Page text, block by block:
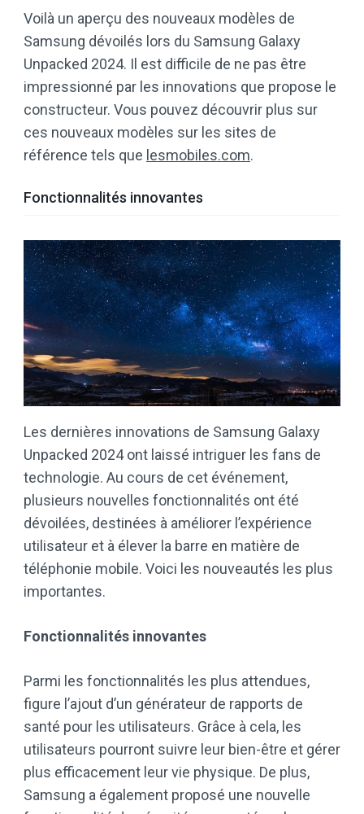
Voilà un aperçu des nouveaux modèles de
Samsung dévoilés lors du Samsung Galaxy
Unpacked 2024. Il est difficile de ne pas être
impressionné par les innovations que propose le
constructeur. Vous pouvez découvrir plus sur
ces nouveaux modèles sur les sites de
référence tels que lesmobiles.com.
Fonctionnalités innovantes
Les dernières innovations de Samsung Galaxy
Unpacked 2024 ont laissé intriguer les fans de
technologie. Au cours de cet événement,
plusieurs nouvelles fonctionnalités ont été
dévoilées, destinées à améliorer l’expérience
utilisateur et à élever la barre en matière de
téléphonie mobile. Voici les nouveautés les plus
importantes.
Fonctionnalités innovantes
Parmi les fonctionnalités les plus attendues,
figure l’ajout d’un générateur de rapports de
santé pour les utilisateurs. Grâce à cela, les
utilisateurs pourront suivre leur bien-être et gérer
plus efficacement leur vie physique. De plus,
Samsung a également proposé une nouvelle